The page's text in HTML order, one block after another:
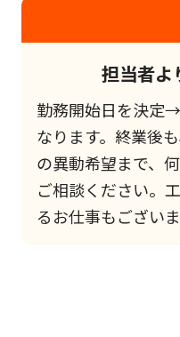
担当者よ
勤務開始日を決定
なります。終業後
の異動希望まで、
ご相談ください。
るお仕事もございま